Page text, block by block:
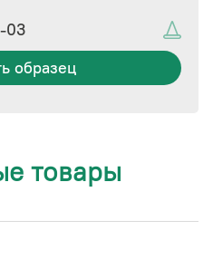
03
образец
товары